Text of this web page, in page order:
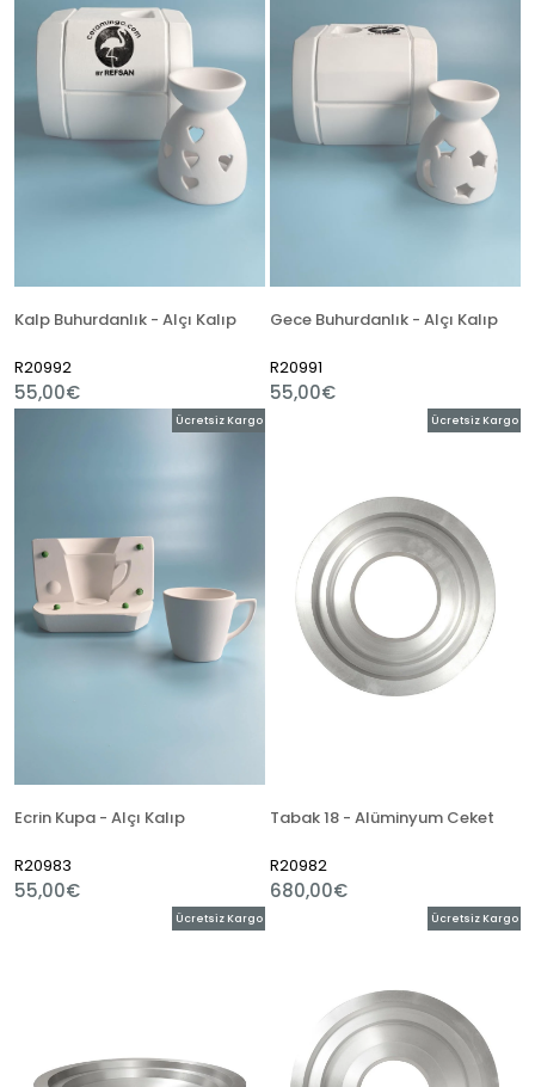
Kalp Buhurdanlık - Alçı Kalıp
R20992
55,00€
Gece Buhurdanlık - Alçı Kalıp
R20991
55,00€
Ecrin Kupa - Alçı Kalıp
R20983
55,00€
Ücretsiz Kargo
Tabak 18 - Alüminyum Ceket
R20982
680,00€
Ücretsiz Kargo
Ücretsiz Kargo Ücretsiz Kargo